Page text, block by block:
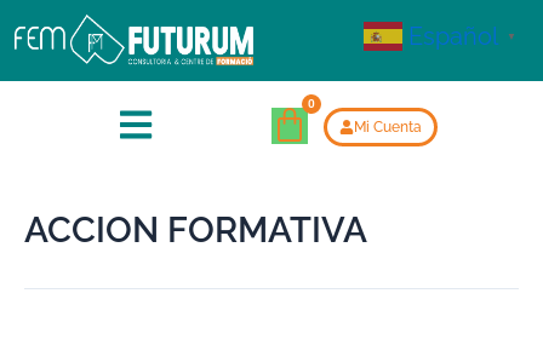
Mi Cuenta
ACCION FORMATIVA
Español ▼